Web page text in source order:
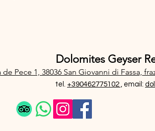
Dolomites Geyser
de Pece 1, 38036 San Giovanni di Fassa,
tel. +390462775102 , email: